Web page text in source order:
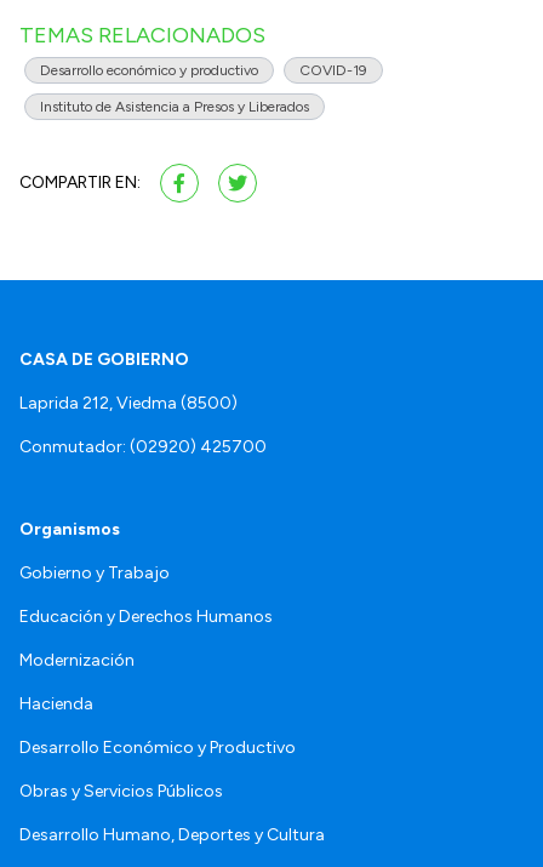
TEMAS RELACIONADOS
Desarrollo económico y productivo COVID-19
Instituto de Asistencia a Presos y Liberados
COMPARTIR EN:
CASA DE GOBIERNO
Laprida 212, Viedma (8500)
Conmutador: (02920) 425700
Organismos
Gobierno y Trabajo
Educación y Derechos Humanos
Modernización
Hacienda
Desarrollo Económico y Productivo
Obras y Servicios Públicos
Desarrollo Humano, Deportes y Cultura